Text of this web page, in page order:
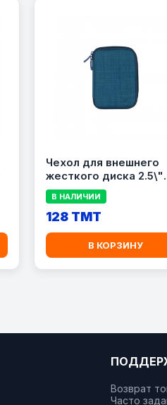
Чехол для внешнего
жесткого диска 2.5\"
RIVACASE 5631, синий
(Blue)
В НАЛИЧИИ
128 TMT
В КОРЗИНУ
Возврат
Часто